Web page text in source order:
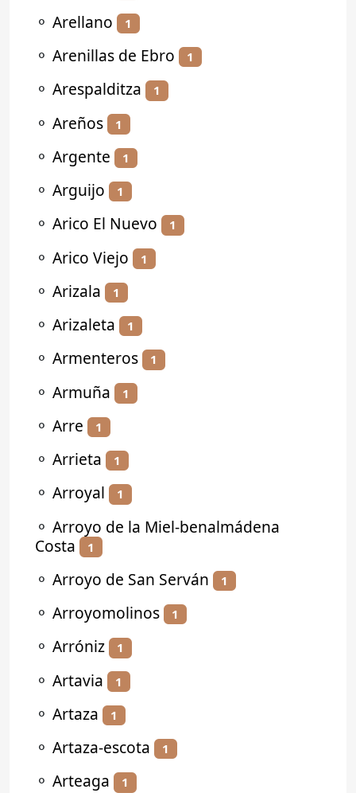
⚬ Arellano 1
⚬ Arenillas de Ebro 1
⚬ Arespalditza 1
⚬ Areños 1
⚬ Argente 1
⚬ Arguijo 1
⚬ Arico El Nuevo 1
⚬ Arico Viejo 1
⚬ Arizala 1
⚬ Arizaleta 1
⚬ Armenteros 1
⚬ Armuña 1
⚬ Arre 1
⚬ Arrieta 1
⚬ Arroyal 1
⚬ Arroyo de la Miel-benalmádena
Costa
1
⚬ Arroyo de San Serván 1
⚬ Arroyomolinos 1
⚬ Arróniz 1
⚬ Artavia 1
⚬ Artaza 1
⚬ Artaza-escota 1
⚬ Arteaga 1